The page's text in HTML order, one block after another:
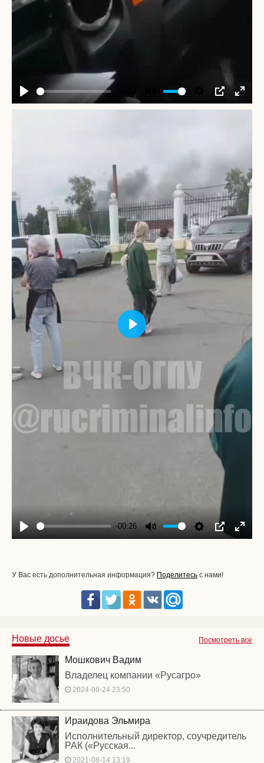
Play Mute SettingsPIP
Enter
Play
-00:26
Mute SettingsPIP
Enter
Play
У Вас есть дополнительная информация? Поделитесь с нами!
Посмотреть все
Новые досье
Мошкович Вадим
Владелец компании «Русагро»
2024-06-24 23:50
Ираидова Эльмира
Исполнительный директор, соучредитель
РАК («Русская...
2021-08-14 13:19